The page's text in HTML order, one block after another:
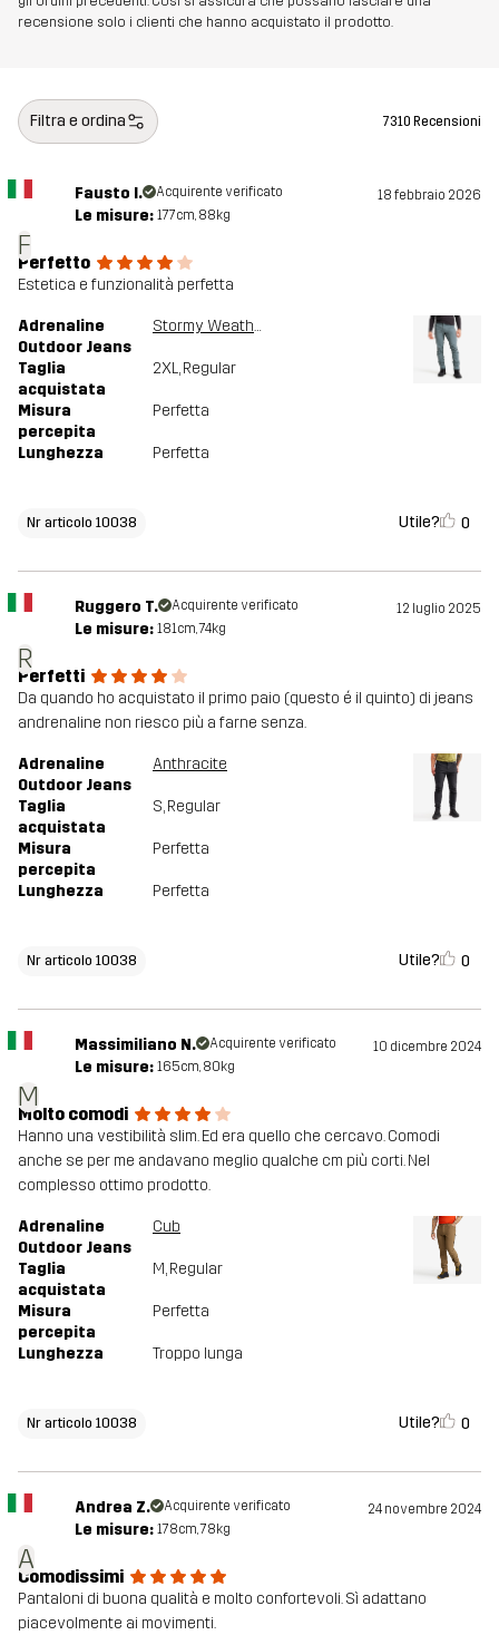
recensione solo i clienti che hanno acquistato il prodotto.
Filtra e ordina 7310 Recensioni
F
Fausto I. Acquirente verificato 18 febbraio 2026
Le misure: 177cm, 88kg
Perfetto
Estetica e funzionalità perfetta
Adrenaline
Outdoor Jeans
Stormy Weather
Taglia
acquistata
2XL, Regular
Misura
percepita
Perfetta
Lunghezza Perfetta
Nr articolo 10038 Utile? 0
R
Ruggero T. Acquirente verificato 12 luglio 2025
Le misure: 181cm, 74kg
Perfetti
Da quando ho acquistato il primo paio (questo é il quinto) di jeans
andrenaline non riesco più a farne senza.
Adrenaline
Outdoor Jeans
Anthracite
Taglia
acquistata
S, Regular
Misura
percepita
Perfetta
Lunghezza Perfetta
Nr articolo 10038 Utile? 0
M
Massimiliano N. Acquirente verificato 10 dicembre 2024
Le misure: 165cm, 80kg
Molto comodi
Hanno una vestibilità slim. Ed era quello che cercavo. Comodi
anche se per me andavano meglio qualche cm più corti. Nel
complesso ottimo prodotto.
Adrenaline
Outdoor Jeans
Cub
Taglia
acquistata
M, Regular
Misura
percepita
Perfetta
Lunghezza Troppo lunga
Nr articolo 10038 Utile? 0
A
Andrea Z. Acquirente verificato 24 novembre 2024
Le misure: 178cm, 78kg
Comodissimi
Pantaloni di buona qualità e molto confortevoli. Sì adattano
piacevolmente ai movimenti.